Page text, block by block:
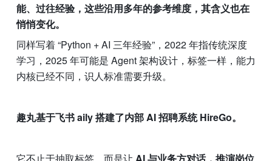
能、过往经验，这些沿用多年的参考维度，其含义也在
悄悄变化。
同样写着 “Python + AI 三年经验”，2022 年指传统深度
学习，2025 年可能是 Agent 架构设计，标签一样，能力
内核已经不同，识人标准需要升级。
趣丸基于飞书 aily 搭建了内部 AI 招聘系统 HireGo。
它不止于抽取标签，而是让 AI 与业务方对话，推演岗位